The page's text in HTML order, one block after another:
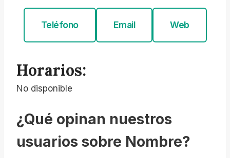
Teléfono Email Web
Horarios:
No disponible
¿Qué opinan nuestros
usuarios sobre Nombre?